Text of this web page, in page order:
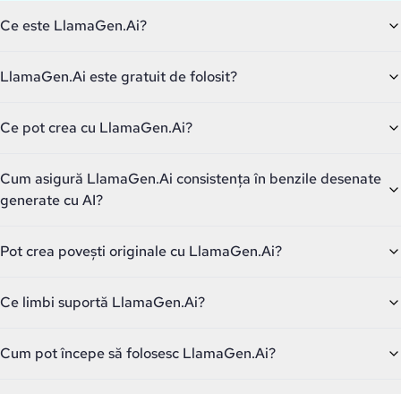
Ce este LlamaGen.Ai?
LlamaGen.Ai este gratuit de folosit?
Ce pot crea cu LlamaGen.Ai?
Cum asigură LlamaGen.Ai consistența în benzile desenate
generate cu AI?
Pot crea povești originale cu LlamaGen.Ai?
Ce limbi suportă LlamaGen.Ai?
Cum pot începe să folosesc LlamaGen.Ai?